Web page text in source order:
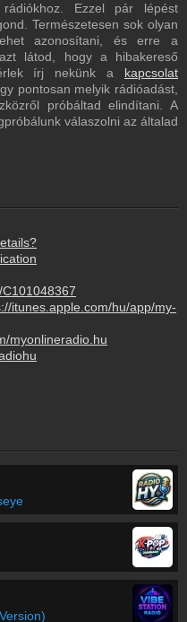
Ezzel pár lépést
Természetesen sok olyan
azonosítani, és erre a
látod, hogy a hibakereső
írj nekünk a kapcsolat
pontosan melyik rádióadást,
próbáltad elindítani. A
válaszolni az általad
itunes.apple.com/hu/app/my-
myonlineradio.hu